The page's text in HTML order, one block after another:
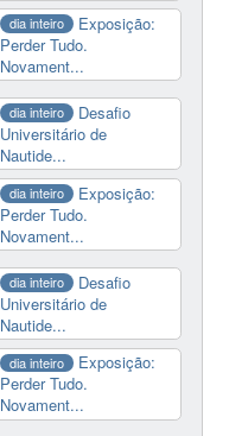
dia inteiro
Exposição:
Perder Tudo.
Novament...
dia inteiro
Desafio
Universitário de
Nautide...
dia inteiro
Exposição:
Perder Tudo.
Novament...
dia inteiro
Desafio
Universitário de
Nautide...
dia inteiro
Exposição:
Perder Tudo.
Novament...